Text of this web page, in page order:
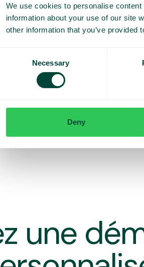
We use cookies to personalise
information about your use of our site
other information that you’ve
Necessary
Deny
des coûts
tant que client, pouvez mieux contrôler
l’UE/EEE.
quantité de data à un prix maximal
quantité de data, vous recevez un SMS
une